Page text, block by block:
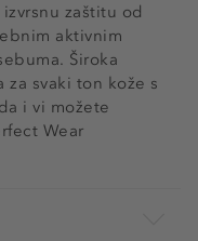
zaštitu od
aktivnim
Široka
svaki ton kože s
i vi možete
Wear